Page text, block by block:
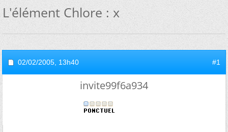
L'élément Chlore : x
02/02/2005, 13h40 #1
invite99f6a934